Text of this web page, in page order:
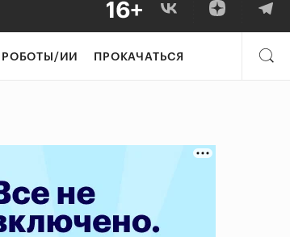
РОБОТЫ/ИИ ПРОКАЧАТЬСЯ